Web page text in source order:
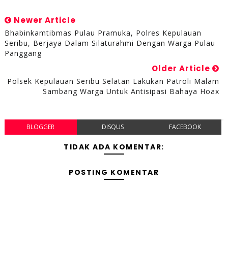
Newer Article
Bhabinkamtibmas Pulau Pramuka, Polres Kepulauan
Seribu, Berjaya Dalam Silaturahmi Dengan Warga Pulau
Panggang
Older Article
Polsek Kepulauan Seribu Selatan Lakukan Patroli Malam
Sambang Warga Untuk Antisipasi Bahaya Hoax
BLOGGER DISQUS FACEBOOK
TIDAK ADA KOMENTAR:
POSTING KOMENTAR